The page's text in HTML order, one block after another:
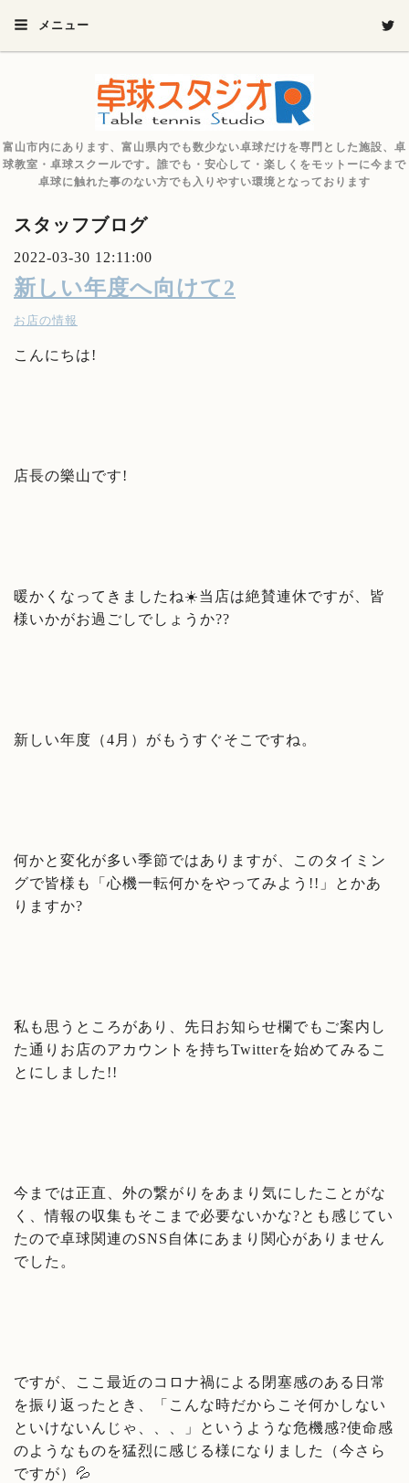
メニュー
富山市内にあります、富山県内でも数少ない卓球だけを専門とした施設、卓
球教室・卓球スクールです。誰でも・安心して・楽しくをモットーに今まで
卓球に触れた事のない方でも入りやすい環境となっております
スタッフブログ
2022-03-30 12:11:00
新しい年度へ向けて2
お店の情報
こんにちは!
店長の樂山です!
暖かくなってきましたね☀️当店は絶賛連休ですが、皆
様いかがお過ごしでしょうか??
新しい年度（4月）がもうすぐそこですね。
何かと変化が多い季節ではありますが、このタイミン
グで皆様も「心機一転何かをやってみよう!!」とかあ
りますか?
私も思うところがあり、先日お知らせ欄でもご案内し
た通りお店のアカウントを持ちTwitterを始めてみるこ
とにしました!!
今までは正直、外の繋がりをあまり気にしたことがな
く、情報の収集もそこまで必要ないかな?とも感じてい
たので卓球関連のSNS自体にあまり関心がありません
でした。
ですが、ここ最近のコロナ禍による閉塞感のある日常
を振り返ったとき、「こんな時だからこそ何かしない
といけないんじゃ、、、」というような危機感?使命感
のようなものを猛烈に感じる様になりました（今さら
ですが）💦